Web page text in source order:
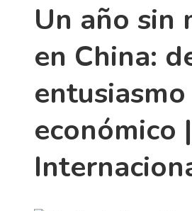
Un año sin
en China:
económico |